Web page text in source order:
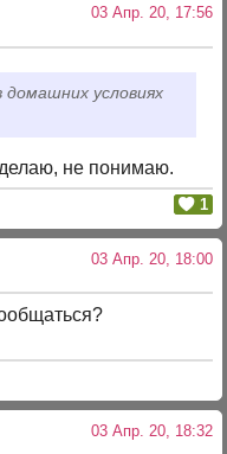
03 Апр. 20, 17:56
домашних условиях
не понимаю.
1
03 Апр. 20, 18:00
03 Апр. 20, 18:32